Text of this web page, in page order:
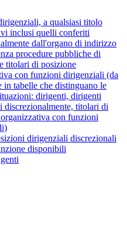
a qualsiasi titolo
inclusi quelli conferiti
dall'organo di indirizzo
procedure pubbliche di
titolari di posizione
con funzioni dirigenziali (da
in tabelle che distinguano le
dirigenti, dirigenti
discrezionalmente, titolari di
con funzioni
dirigenziali discrezionali
disponibili